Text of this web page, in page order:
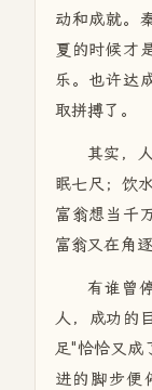
动和成就。
夏的时候才
乐。也许达
取拼搏了。
其实，
眠七尺；饮
富翁想当千
富翁又在角
有谁曾
人，成功的
足"恰恰又成
进的脚步便